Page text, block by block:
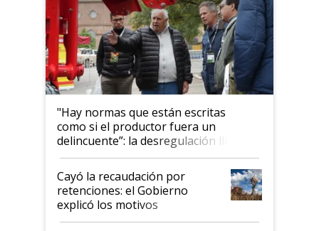
"Hay normas que están escritas
como si el productor fuera un
delincuente”: la desregulación llegó
al Congreso Aapresid y hasta se
habló del financiamiento al IPCVA
Cayó la recaudación por
retenciones: el Gobierno
explicó los motivos